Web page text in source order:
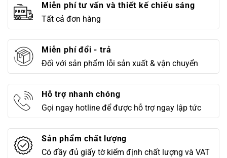
Miễn phí tư vấn và thiết kế chiếu sáng
Tất cả đơn hàng
Miễn phí đổi - trả
Đối với sản phẩm lỗi sản xuất & vận chuyển
Hỗ trợ nhanh chóng
Gọi ngay hotline để được hỗ trợ ngay lập tức
Sản phẩm chất lượng
Có đầy đủ giấy tờ kiểm định chất lượng và VAT